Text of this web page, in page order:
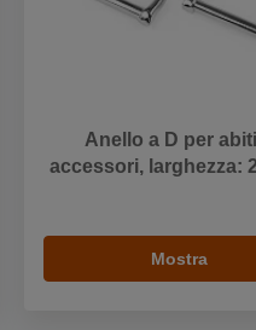
Anello a D per
accessori, larghezza:
Mostra